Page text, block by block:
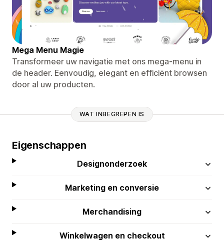
Mega Menu Magie
Transformeer uw navigatie met ons mega-menu in
de header. Eenvoudig, elegant en efficiënt browsen
door al uw producten.
WAT INBEGREPEN IS
Eigenschappen
Designonderzoek
Marketing en conversie
Merchandising
Winkelwagen en checkout